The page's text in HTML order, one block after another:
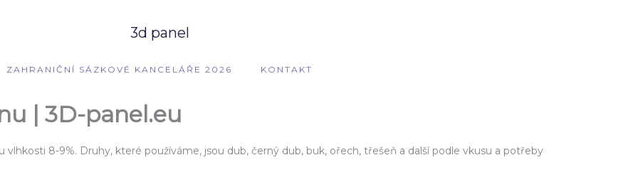
3d panel
ZAHRANIČNÍ SÁZKOVÉ KANCELÁŘE 2026 KONTAKT
| 3D-panel.eu
8-9%. Druhy, které používáme, jsou dub, černý dub, buk, ořech, třešeň a další podle vkusu a potřeby